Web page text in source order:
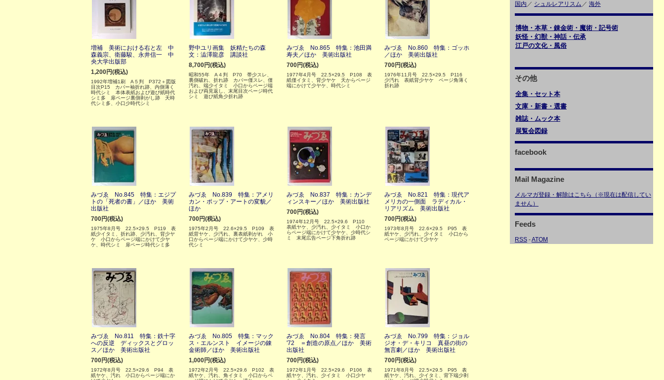
増補 美術における右と左 中
森義宗、衛藤駿、永井信一 中
央大学出版部
1,200円(税込)
1992年増補1刷 A５判 P372＋図版
目次P15 カバー袖折れ跡、内側薄く
時代シミ 本体表紙および遊び紙時代
シミ多 扉ページ裏側剥がし跡 天時
代シミ多、小口少時代シミ
野中ユリ画集 妖精たちの森
文：澁澤龍彦 講談社
8,700円(税込)
昭和55年 A４判 P70 帯少スレ、
裏側破れ、折れ跡 カバー僅スレ、僅
汚れ、端少イタミ 小口からページ端
および両見返し、末尾目次ページ時代
シミ 遊び紙角少折れ跡
みづゑ No.865 特集：池田満
寿夫／ほか 美術出版社
700円(税込)
1977年4月号 22.5×29.5 P108 表
紙僅イタミ、背少ヤケ 天からページ
端にかけて少ヤケ、時代シミ
みづゑ No.860 特集：ゴッホ
／ほか 美術出版社
700円(税込)
1976年11月号 22.5×29.5 P116
少汚れ 表紙背少ヤケ ページ角薄く
折れ跡
みづゑ No.845 特集：エジプ
トの「死者の書」／ほか 美術
出版社
700円(税込)
1975年8月号 22.5×29.5 P119 表
紙少イタミ、折れ跡、少汚れ、背少ヤ
ケ 小口からページ端にかけて少ヤ
ケ、時代シミ 扉ページ時代シミ多
みづゑ No.839 特集：アメリ
カン・ポップ・アートの変貌／
ほか
700円(税込)
1975年2月号 22.6×29.5 P109 表
紙背ヤケ、少汚れ、裏表紙剥がれ 小
口からページ端にかけて少ヤケ、少時
代シミ
みづゑ No.837 特集：カンデ
ィンスキー／ほか 美術出版社
700円(税込)
1974年12月号 22.5×29.6 P110
表紙ヤケ、少汚れ、少イタミ 小口か
らページ端にかけて少ヤケ、少時代シ
ミ 末尾広告ページ下角折れ跡
みづゑ No.821 特集：現代ア
メリカの一側面 ラディカル・
リアリズム 美術出版社
700円(税込)
1973年8月号 22.6×29.5 P95 表
紙ヤケ、少汚れ、少イタミ 小口から
ページ端にかけて少ヤケ
みづゑ No.811 特集：鉄十字
への反逆 ディックスとグロッ
ス／ほか 美術出版社
700円(税込)
1972年8月号 22.5×29.6 P94 表
紙ヤケ、汚れ 小口からページ端にか
みづゑ No.805 特集：マック
ス・エルンスト イメージの錬
金術師／ほか 美術出版社
1,000円(税込)
1972年2月号 22.5×29.6 P102 表
紙ヤケ、汚れ、角イタミ 小口からペ
みづゑ No.804 特集：発言
'72 ＝創造の原点／ほか 美術
出版社
700円(税込)
1972年1月号 22.5×29.6 P106 表
紙ヤケ、汚れ、少イタミ 小口少ヤ
みづゑ No.799 特集：ジョル
ジオ・デ・キリコ 真昼の街の
無言劇／ほか 美術出版社
700円(税込)
1971年8月号 22.5×29.5 P95 表
紙ヤケ、汚れ、少イタミ、背下端少剥
国内 ／ シュルレアリスム ／ 海外
博物・本草・錬金術・魔術・記号術
妖怪・幻獣・神話・伝承
江戸の文化・風俗
その他
全集・セット本
文庫・新書・選書
雑誌・ムック本
展覧会図録
facebook
Mail Magazine
メルマガ登録・解除はこちら（※現在は配信してい
ません）
Feeds
RSS -ATOM